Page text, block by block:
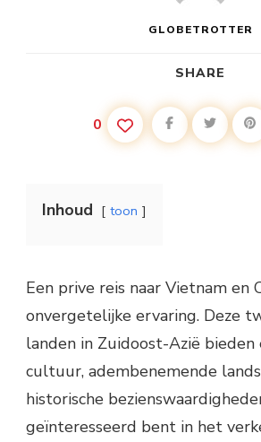
GLOBETROTTER
SHARE
0
Inhoud toon
Een prive reis naar Vietnam en
onvergetelijke ervaring. Deze
landen in Zuidoost-Azië bieden
cultuur, adembenemende
historische
geïnteresseerd bent in het